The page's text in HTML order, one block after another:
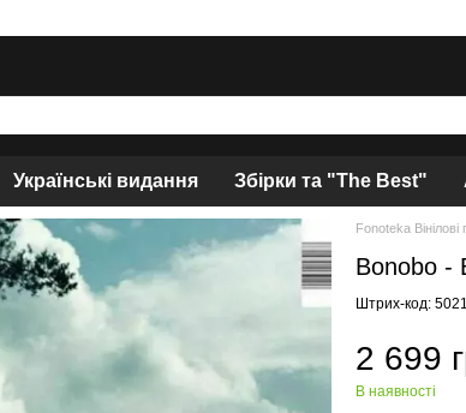
Українські видання Збірки та "The Best"
Fonoteka Вінілові
Bonobo -
Штрих-код:
2 699
В наявності